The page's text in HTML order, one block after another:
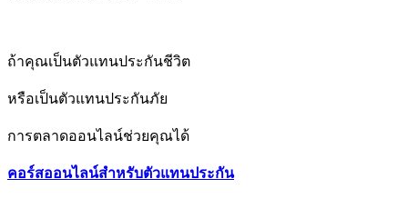
ถ้าคุณเป็นตัวแทนประกันชีวิต
หรือเป็นตัวแทนประกันภัย
การตลาดออนไลน์ช่วยคุณได้
คอร์สออนไลน์สำหรับตัวแทนประกัน